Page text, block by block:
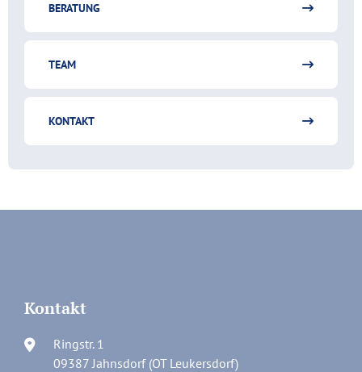
BERATUNG
TEAM
KONTAKT
Kontakt
Ringstr. 1
09387 Jahnsdorf (OT Leukersdorf)